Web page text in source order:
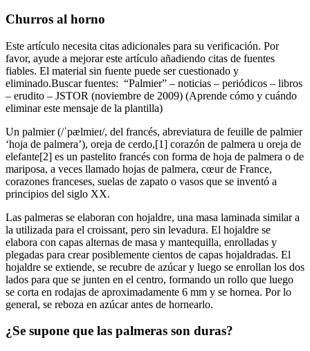
Churros al horno
Este artículo necesita citas adicionales para su verificación. Por
favor, ayude a mejorar este artículo añadiendo citas de fuentes
fiables. El material sin fuente puede ser cuestionado y
eliminado.Buscar fuentes: “Palmier” – noticias – periódicos – libros
– erudito – JSTOR (noviembre de 2009) (Aprende cómo y cuándo
eliminar este mensaje de la plantilla)
Un palmier (/ˈpælmieɪ/, del francés, abreviatura de feuille de palmier
‘hoja de palmera’), oreja de cerdo,[1] corazón de palmera u oreja de
elefante[2] es un pastelito francés con forma de hoja de palmera o de
mariposa, a veces llamado hojas de palmera, cœur de France,
corazones franceses, suelas de zapato o vasos que se inventó a
principios del siglo XX.
Las palmeras se elaboran con hojaldre, una masa laminada similar a
la utilizada para el croissant, pero sin levadura. El hojaldre se
elabora con capas alternas de masa y mantequilla, enrolladas y
plegadas para crear posiblemente cientos de capas hojaldradas. El
hojaldre se extiende, se recubre de azúcar y luego se enrollan los dos
lados para que se junten en el centro, formando un rollo que luego
se corta en rodajas de aproximadamente 6 mm y se hornea. Por lo
general, se reboza en azúcar antes de hornearlo.
¿Se supone que las palmeras son duras?